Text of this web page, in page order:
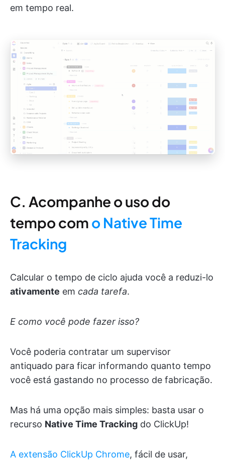
em tempo real.
C. Acompanhe o uso do
tempo com o Native Time
Tracking
Calcular o tempo de ciclo ajuda você a reduzi-lo
ativamente em cada tarefa.
E como você pode fazer isso?
Você poderia contratar um supervisor
antiquado para ficar informando quanto tempo
você está gastando no processo de fabricação.
Mas há uma opção mais simples: basta usar o
recurso Native Time Tracking do ClickUp!
A extensão ClickUp Chrome, fácil de usar,